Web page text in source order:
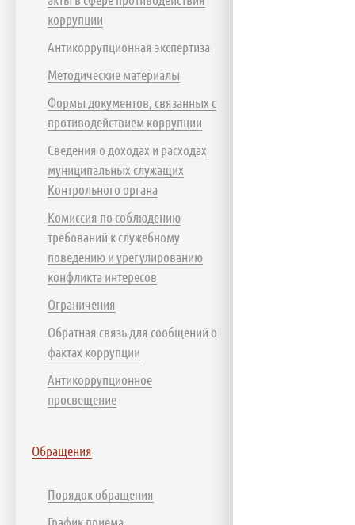
коррупции
Антикоррупционная экспертиза
Методические материалы
Формы документов, связанных с
противодействием коррупции
Сведения о доходах и расходах
муниципальных служащих
Контрольного органа
Комиссия по соблюдению
требований к служебному
поведению и урегулированию
конфликта интересов
Ограничения
Обратная связь для сообщений о
фактах коррупции
Антикоррупционное
просвещение
Обращения
Порядок обращения